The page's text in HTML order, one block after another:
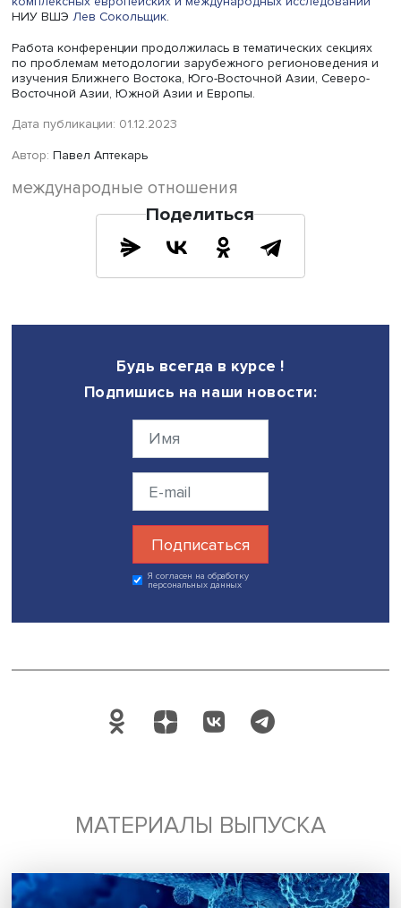
Фото: Высшая школа экономики
самостоятельности внешней политики. В российских
интересах поддерживать ее и ограничивать турецкую
Африке России пора переходить от деклараций к делу,
следует больше внимания уделять Пакистану, сохраняя
хорошие отношения с Индией.
«Траектория развития мирового большинства — путь к
многополярному миру, это небесконфликтный мир,
устлан шипами разногласий, мы на них часто наступаем.
Взаимоотношения с мировым большинством должны
центром нашей внешней политики на длительную
перспективу», — подытожил Дмитрий Тренин.
Джавед, генеральный директор Yukihisa Oikawa Institute
комплексных европейских и международных
Лев Сокольщик
Автор: Павел Аптекарь